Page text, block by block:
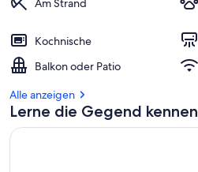
Am Strand
Kochnische
Balkon oder Patio
Alle anzeigen
Lerne die Gegend kennen